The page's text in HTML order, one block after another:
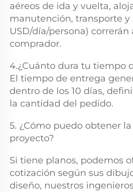
aéreos de ida y vuelta,
manutención, transporte y
USD/día/persona) correrán
comprador.
4.¿Cuánto dura tu tiempo
El tiempo de entrega
dentro de los 10 días,
la cantidad del pedido.
5. ¿Cómo puedo obtener
proyecto?
Si tiene planos, podemos
cotización según sus
diseño, nuestros